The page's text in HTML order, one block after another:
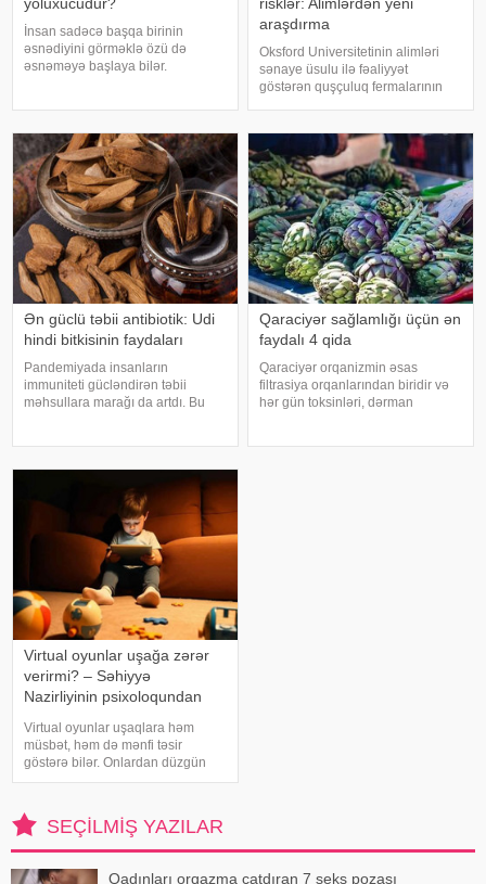
İnsan sadəcə başqa birinin
əsnədiyini görməklə özü də
əsnəməyə başlaya bilər.
verir ki, əsnəmək insan
orqanizminin ən adi
araşdırma
Oksford Universitetinin alimləri
sənaye üsulu ilə fəaliyyət
göstərən quşçuluq fermalarının
biləcəyini bildiriblər. xəbər verir ki,
araşdırma zamanı son 45 i
Ən güclü təbii antibiotik: Udi
hindi bitkisinin faydaları
Pandemiyada insanların
immuniteti gücləndirən təbii
məhsullara marağı da artdı. Bu
hindi bitkisi nədir?. xəbər verir ki,
Qaraciyər sağlamlığı üçün ən
faydalı 4 qida
Qaraciyər orqanizmin əsas
filtrasiya orqanlarından biridir və
hər gün toksinləri, dərman
Virtual oyunlar uşağa zərər
verirmi? – Səhiyyə
Nazirliyinin psixoloqundan
Virtual oyunlar uşaqlara həm
müsbət, həm də mənfi təsir
göstərə bilər. Onlardan düzgün
rejimdə istifadə edildikdə zehni
artıq oynanılması fiziki və psixoloji
problemlərə səbəb ola bilər
SEÇILMIŞ YAZILAR
Qadınları orqazma çatdıran 7 seks pozası